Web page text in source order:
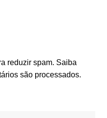
reduzir spam. Saiba
são processados.